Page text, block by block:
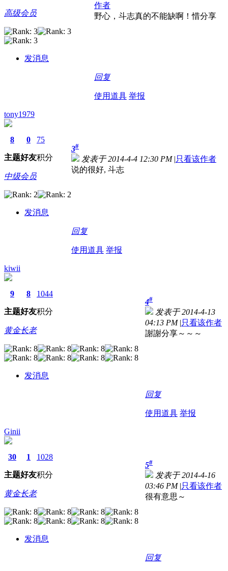
高级会员
发消息
作者
野心，斗志真的不能缺啊！惜分享
回复
使用道具 举报
tony1979
8
主题
0
好友
75
积分
中级会员
发消息
3#
发表于 2014-4-4 12:30 PM |只看该作者
说的很好, 斗志
回复
使用道具 举报
kiwii
9
主题
8
好友
1044
积分
黄金长老
发消息
4#
发表于 2014-4-13
04:13 PM |只看该作者
謝謝分享～～～
回复
使用道具 举报
Ginii
30
主题
1
好友
1028
积分
黄金长老
发消息
5#
发表于 2014-4-16
03:46 PM |只看该作者
很有意思～
回复